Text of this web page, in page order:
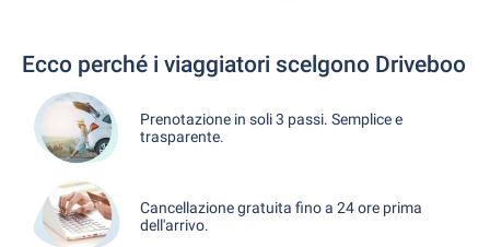
Ecco perché i viaggiatori scelgono Driveboo
Prenotazione in soli 3 passi. Semplice e
trasparente.
Cancellazione gratuita fino a 24 ore prima
dell'arrivo.